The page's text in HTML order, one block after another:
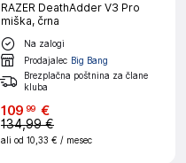
RAZER DeathAdder V3 Pro
miška, črna
Na zalogi
Prodajalec Big Bang
Brezplačna poštnina za člane
kluba
109 99 €
134,99 €
ali od 10,33 € / mesec